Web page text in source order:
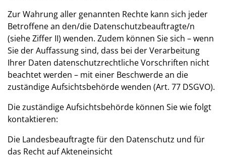
Zur Wahrung aller genannten Rechte kann sich jeder
Betroffene an den/die Datenschutzbeauftragte/n
(siehe Ziffer II) wenden. Zudem können Sie sich – wenn
Sie der Auffassung sind, dass bei der Verarbeitung
Ihrer Daten datenschutzrechtliche Vorschriften nicht
beachtet werden – mit einer Beschwerde an die
zuständige Aufsichtsbehörde wenden (Art. 77 DSGVO).
Die zuständige Aufsichtsbehörde können Sie wie folgt
kontaktieren:
Die Landesbeauftragte für den Datenschutz und für
das Recht auf Akteneinsicht